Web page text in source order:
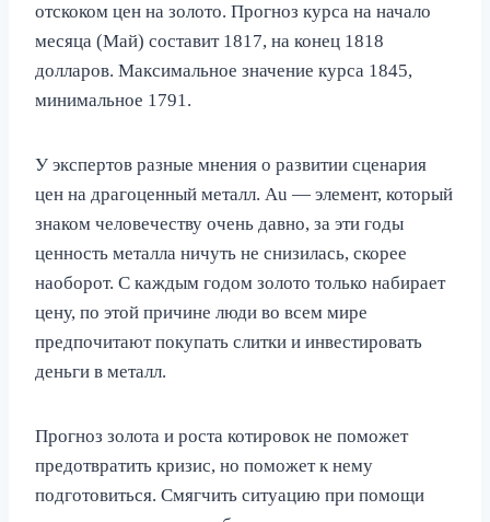
отскоком цен на золото. Прогноз курса на начало
месяца (Май) составит 1817, на конец 1818
долларов. Максимальное значение курса 1845,
минимальное 1791.
У экспертов разные мнения о развитии сценария
цен на драгоценный металл. Au — элемент, который
знаком человечеству очень давно, за эти годы
ценность металла ничуть не снизилась, скорее
наоборот. С каждым годом золото только набирает
цену, по этой причине люди во всем мире
предпочитают покупать слитки и инвестировать
деньги в металл.
Прогноз золота и роста котировок не поможет
предотвратить кризис, но поможет к нему
подготовиться. Смягчить ситуацию при помощи